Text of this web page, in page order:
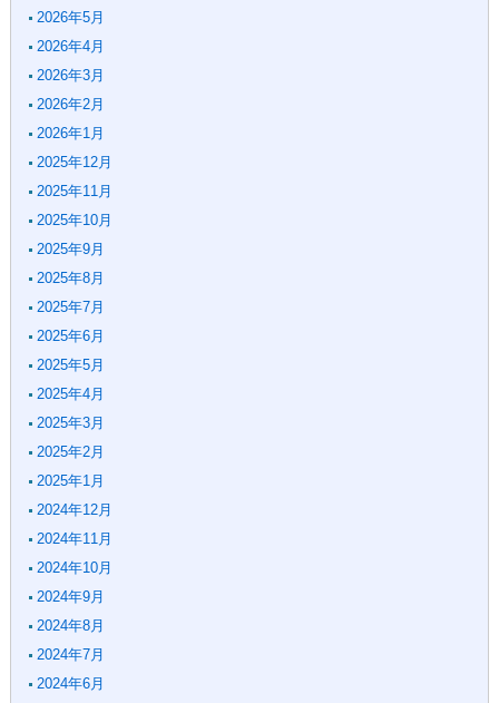
2026年5月
2026年4月
2026年3月
2026年2月
2026年1月
2025年12月
2025年11月
2025年10月
2025年9月
2025年8月
2025年7月
2025年6月
2025年5月
2025年4月
2025年3月
2025年2月
2025年1月
2024年12月
2024年11月
2024年10月
2024年9月
2024年8月
2024年7月
2024年6月